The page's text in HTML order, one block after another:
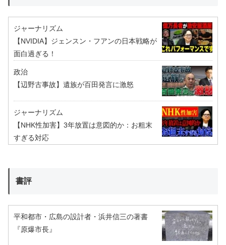
ジャーナリズム
【NVIDIA】ジェンスン・フアンの日本戦略が
面白過ぎる！
政治
【辺野古事故】遺族が百田発言に激怒
ジャーナリズム
【NHK性加害】3年放置は意図的か：お粗末
すぎる対応
書評
平和都市・広島の設計者・浜井信三の著書
『原爆市長』